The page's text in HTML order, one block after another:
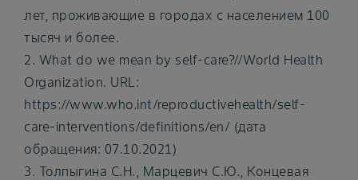
лет, проживающие в городах с населением 100
тысяч и более.
2. What do we mean by self-care?//World Health
Organization. URL:
https://www.who.int/reproductivehealth/self-
care-interventions/definitions/en/ (дата
обращения: 07.10.2021)
3. Толпыгина С.Н., Марцевич С.Ю., Концевая